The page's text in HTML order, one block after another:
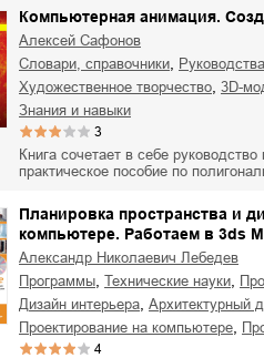
Компьютерная анимация.
Алексей Сафонов
словари, справочники
руководства
художественное творчество 3D-
знания и навыки
3
Книга сочетает в себе
практическое пособие по
Планировка пространства и
компьютере. Работаем в 3ds
Александр Николаевич Лебедев
программы
технические науки
дизайн интерьера архитектурный
проектирование на компьютере
4